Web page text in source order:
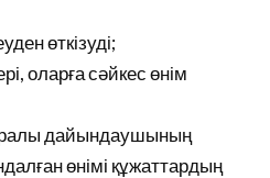
өткізуді;
оларға сәйкес өнім
дайындаушының
өнімі құжаттардың